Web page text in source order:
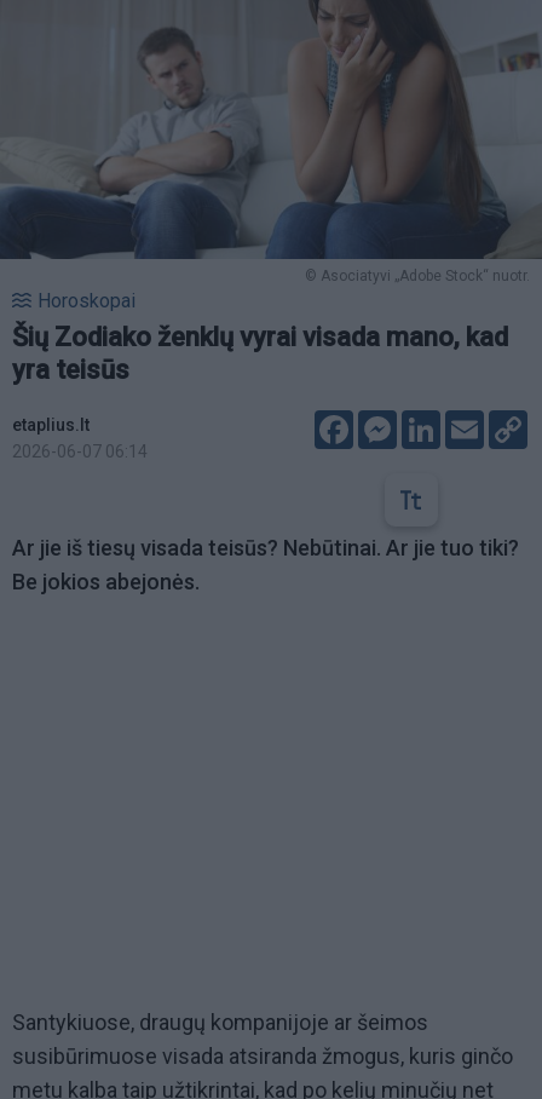
© Asociatyvi „Adobe Stock“ nuotr.
Horoskopai
Šių Zodiako ženklų vyrai visada mano, kad
yra teisūs
etaplius.lt
2026-06-07 06:14
FacebookMessenger
LinkedIn
Email
Ar jie iš tiesų visada teisūs? Nebūtinai. Ar jie tuo tiki?
Be jokios abejonės.
Santykiuose, draugų kompanijoje ar šeimos
susibūrimuose visada atsiranda žmogus, kuris ginčo
metu kalba taip užtikrintai, kad po kelių minučių net